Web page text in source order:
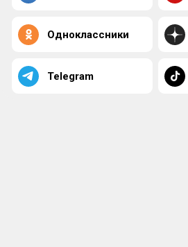
Одноклассники
Telegram